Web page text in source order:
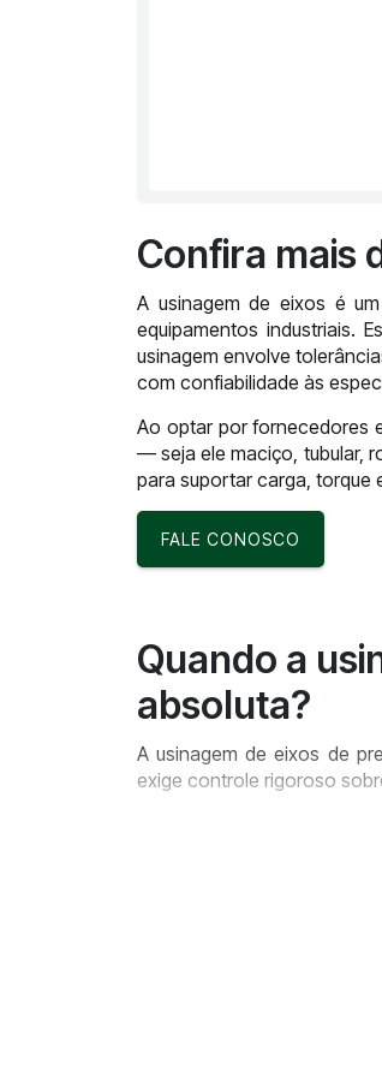
Confira mais
A usinagem de eixos é
equipamentos industriais.
usinagem envolve
com confiabilidade às
Ao optar por fornecedores
— seja ele maciço, tubular,
para suportar carga, torque
FALE CONOSCO
Quando a
absoluta?
A usinagem de eixos de
exige controle rigoroso